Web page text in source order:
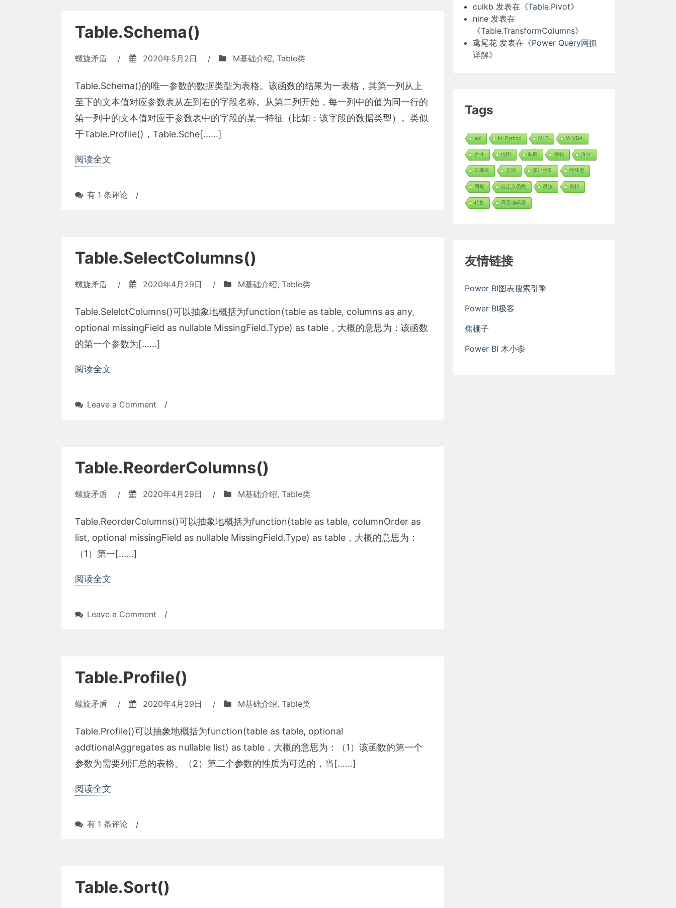
Table.Schema()
螺旋矛盾 / 2020年5月2日 / M基础介绍, Table类
Table.Schema()的唯一参数的数据类型为表格。该函数的结果为一表格，其第一列从上
至下的文本值对应参数表从左到右的字段名称。从第二列开始，每一列中的值为同一行的
第一列中的文本值对应于参数表中的字段的某一特征（比如：该字段的数据类型）。类似
于Table.Profile()，Table.Sche[......]
阅读全文
Table.Schema()
有 1 条评论 /
Table.SelectColumns()
螺旋矛盾 / 2020年4月29日 / M基础介绍, Table类
Table.SelelctColumns()可以抽象地概括为function(table as table, columns as any,
optional missingField as nullable MissingField.Type) as table，大概的意思为：该函数
的第一个参数为[......]
阅读全文
Leave a Comment on/
Table.ReorderColumns()
螺旋矛盾 / 2020年4月29日 / M基础介绍, Table类
Table.ReorderColumns()可以抽象地概括为function(table as table, columnOrder as
list, optional missingField as nullable MissingField.Type) as table，大概的意思为：
（1）第一[......]
阅读全文
Leave a Comment on/
Table.Profile()
螺旋矛盾 / 2020年4月29日 / M基础介绍, Table类
Table.Profile()可以抽象地概括为function(table as table, optional
addtionalAggregates as nullable list) as table，大概的意思为：（1）该函数的第一个
参数为需要列汇总的表格。（2）第二个参数的性质为可选的，当[......]
阅读全文
Table.Profile()
有 1 条评论 /
Table.Sort()
cuikb 发表在《Table.Pivot》
nine 发表在
《Table.TransformColumns》
鸢尾花 发表在《Power Query网抓
详解》
Tags
api M+Python M+R M+VBA
合并 地图 截取 报错 拆分
日期表 正则 累计求和 经纬度
网抓 自定义函数 语法 资料
转换 高级编辑器
友情链接
Power BI图表搜索引擎
Power BI极客
焦棚子
Power BI 木小桼